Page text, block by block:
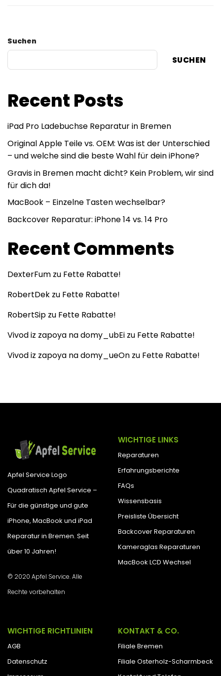
Suchen
SUCHEN
Recent Posts
iPad Pro Ladebuchse Reparatur in Bremen
Original Apple Teile vs. OEM: Was ist der Unterschied
– und welche sind die beste Wahl für dein iPhone?
Gravis in Bremen macht dicht? Kein Problem, wir sind
für dich da!
MacBook – Einzelne Tasten wechselbar?
Backcover Reparatur: iPhone 14 vs. 14 Pro
Recent Comments
DexterFum zu Fette Rabatte!
RobertDek zu Fette Rabatte!
RobertSip zu Fette Rabatte!
Vivod iz zapoya na domy_ubEi zu Fette Rabatte!
Vivod iz zapoya na domy_ueOn zu Fette Rabatte!
Apfel Service Logo
Quadratisch Apfel Service –
Für die günstige und gute
iPhone, MacBook und iPad
Reparatur in Bremen. Seit
über 10 Jahren!
© 2020 Apfel Service. Alle
Rechte vorbehalten
WICHTIGE LINKS
Reparaturen
Erfahrungsberichte
FAQs
Wissensbasis
Preisliste Übersicht
Backcover Reparaturen
Kameraglas Reparaturen
MacBook LCD Wechsel
WICHTIGE RICHTLINIEN
AGB
Datenschutz
KONTAKT & CO.
Filiale Bremen
Filiale Osterholz-Scharmbeck